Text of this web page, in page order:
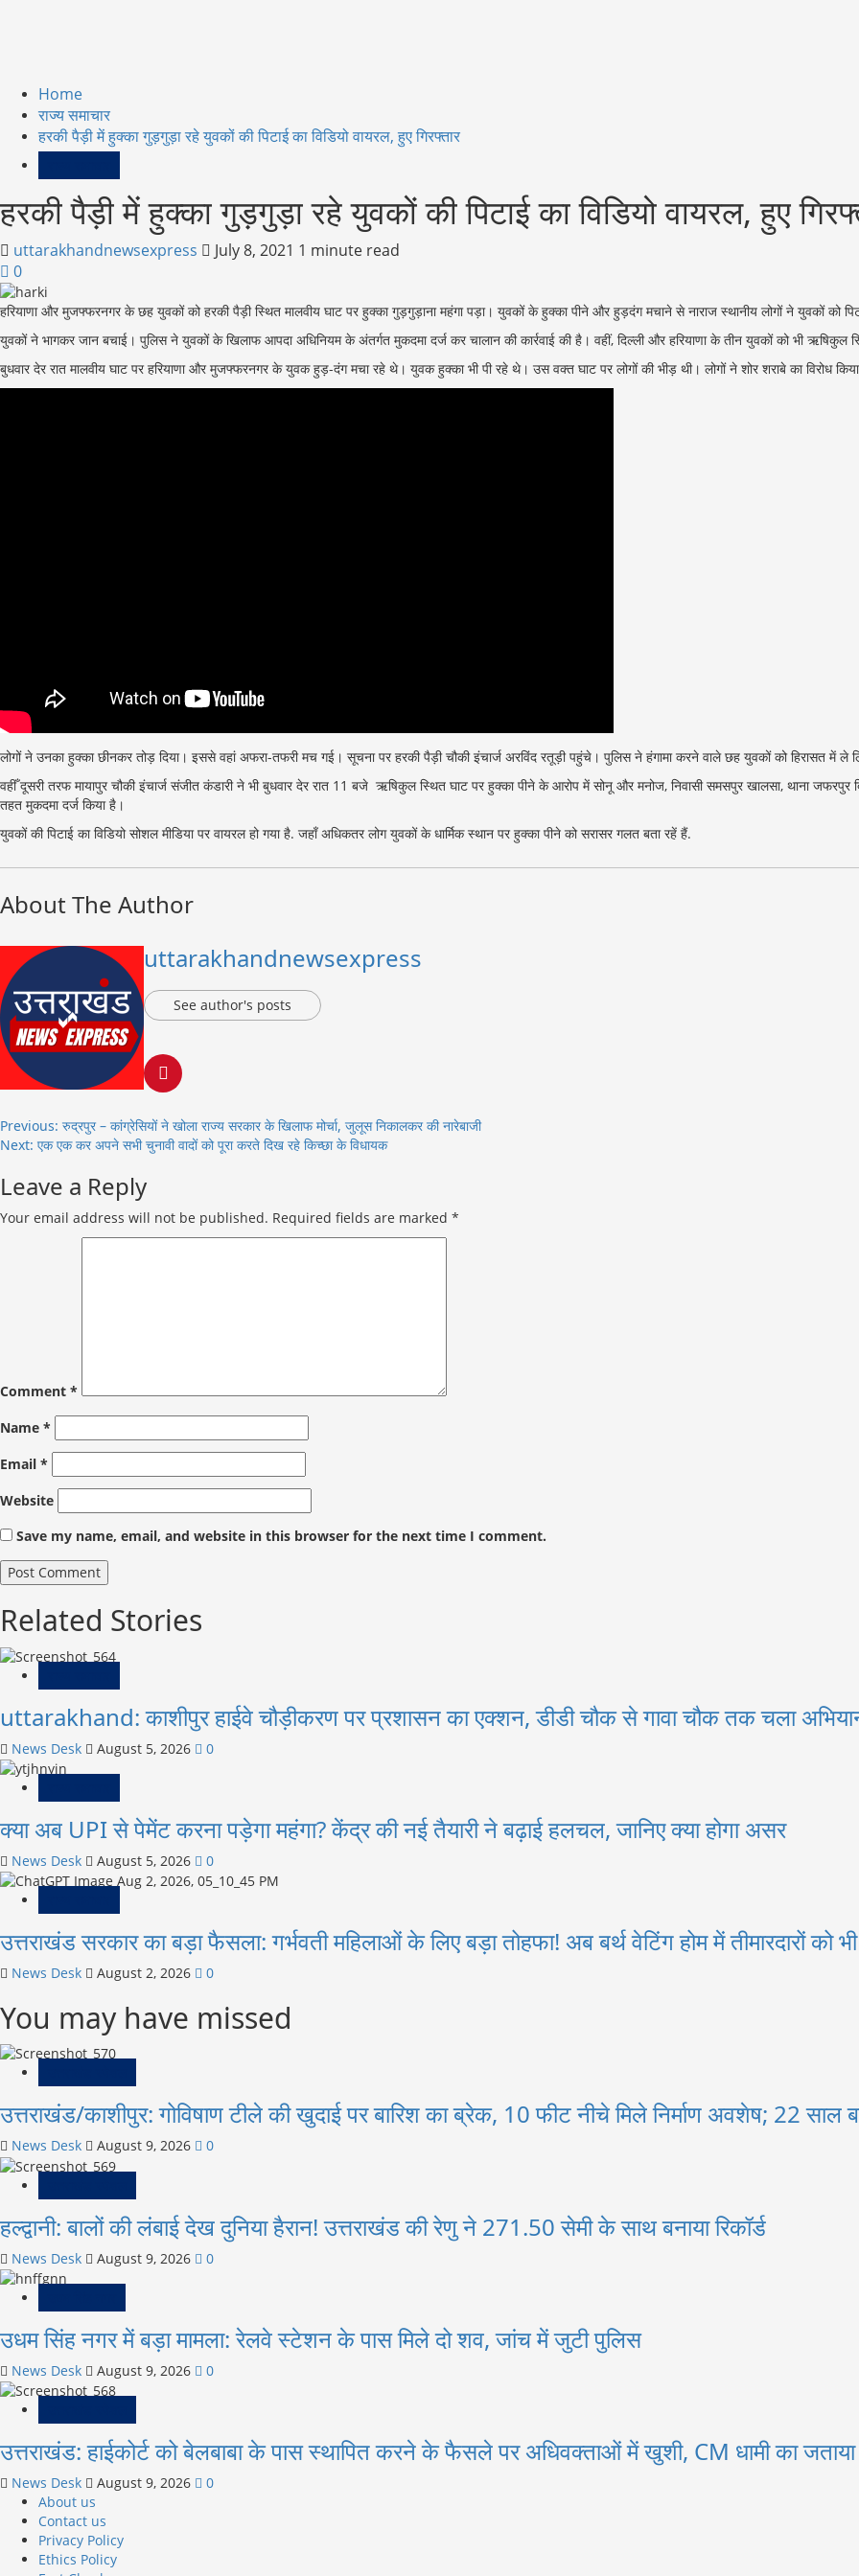
Home
राज्य समाचार
हरकी पैड़ी में हुक्का गुड़गुड़ा रहे युवकों की पिटाई का विडियो वायरल, हुए गिरफ्तार
हरकी पैड़ी में हुक्का गुड़गुड़ा रहे युवकों की पिटाई का विडियो वायरल, हुए
uttarakhandnewsexpress July 8, 2021 1 minute read
0
हरियाणा और मुजफ्फरनगर के छह युवकों को हरकी पैड़ी स्थित मालवीय घाट पर हुक्का गुड़गुड़ाना महंगा पड़ा। युवकों के हुक्का पीने और हुड़दंग मचाने से नाराज स्थानीय लोगों ने युवकों को
युवकों ने भागकर जान बचाई। पुलिस ने युवकों के खिलाफ आपदा अधिनियम के अंतर्गत मुकदमा दर्ज कर चालान की कार्रवाई की है। वहीं, दिल्ली और हरियाणा के तीन युवकों को भी ऋषिकुल
बुधवार देर रात मालवीय घाट पर हरियाणा और मुजफ्फरनगर के युवक हुड़-दंग मचा रहे थे। युवक हुक्का भी पी रहे थे। उस वक्त घाट पर लोगों की भीड़ थी। लोगों ने शोर शराबे का विरोध
लोगों ने उनका हुक्का छीनकर तोड़ दिया। इससे वहां अफरा-तफरी मच गई। सूचना पर हरकी पैड़ी चौकी इंचार्ज अरविंद रतूड़ी पहुंचे। पुलिस ने हंगामा करने वाले छह युवकों को हिरासत में ले
वहीँ दूसरी तरफ मायापुर चौकी इंचार्ज संजीत कंडारी ने भी बुधवार देर रात 11 बजे ऋषिकुल स्थित घाट पर हुक्का पीने के आरोप में सोनू और मनोज, निवासी समसपुर खालसा, थाना जफरपुर
तहत मुकदमा दर्ज किया है।
युवकों की पिटाई का विडियो सोशल मीडिया पर वायरल हो गया है. जहाँ अधिकतर लोग युवकों के धार्मिक स्थान पर हुक्का पीने को सरासर गलत बता रहें हैं.
About The Author
uttarakhandnewsexpress
See author's posts
Post
navigation
Previous: रुद्रपुर – कांग्रेसियों ने खोला राज्य सरकार के खिलाफ मोर्चा, जुलूस निकालकर की नारेबाजी
Next: एक एक कर अपने सभी चुनावी वादों को पूरा करते दिख रहे किच्छा के विधायक
Leave a Reply
Your email address will not be published. Required fields are marked *
Comment *
Name *
Email *
Website
Save my name, email, and website in this browser for the next time I comment.
Related Stories
uttarakhand: काशीपुर हाईवे चौड़ीकरण पर प्रशासन का एक्शन, डीडी चौक से गावा चौक तक चला
News Desk August 5, 2026 0
क्या अब UPI से पेमेंट करना पड़ेगा महंगा? केंद्र की नई तैयारी ने बढ़ाई हलचल, जानिए क्या होगा असर
News Desk August 5, 2026 0
उत्तराखंड सरकार का बड़ा फैसला: गर्भवती महिलाओं के लिए बड़ा तोहफा! अब बर्थ वेटिंग होम में तीमारदारों को
News Desk August 2, 2026 0
You may have missed
उत्तराखंड/काशीपुर: गोविषाण टीले की खुदाई पर बारिश का ब्रेक, 10 फीट नीचे मिले निर्माण अवशेष; 22
News Desk August 9, 2026 0
हल्द्वानी: बालों की लंबाई देख दुनिया हैरान! उत्तराखंड की रेणु ने 271.50 सेमी के साथ बनाया रिकॉर्ड
News Desk August 9, 2026 0
उधम सिंह नगर में बड़ा मामला: रेलवे स्टेशन के पास मिले दो शव, जांच में जुटी पुलिस
News Desk August 9, 2026 0
उत्तराखंड: हाईकोर्ट को बेलबाबा के पास स्थापित करने के फैसले पर अधिवक्ताओं में खुशी, CM धामी का
News Desk August 9, 2026
0
About us
Contact us
Privacy Policy
Ethics Policy